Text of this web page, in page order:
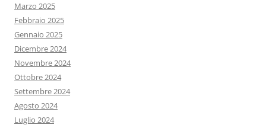
Marzo 2025
Febbraio 2025
Gennaio 2025
Dicembre 2024
Novembre 2024
Ottobre 2024
Settembre 2024
Agosto 2024
Luglio 2024